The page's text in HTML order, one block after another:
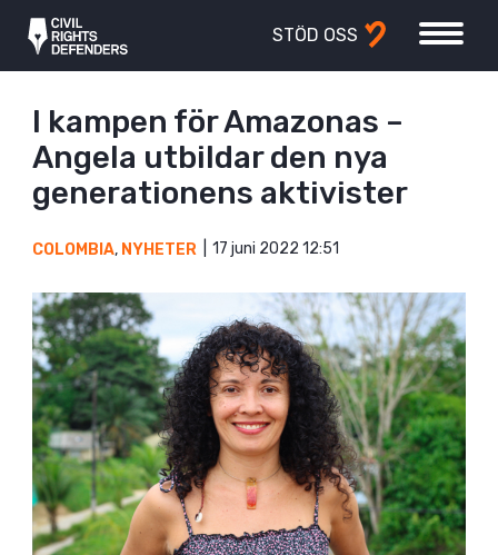
STÖD OSS
I kampen för Amazonas –
Angela utbildar den nya
generationens aktivister
COLOMBIA, NYHETER 17 juni 2022 12:51